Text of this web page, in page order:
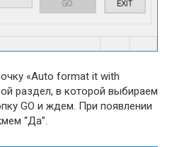
«Auto format it with
раздел, в которой выбираем
GO и ждем. При появлении
“Да”.